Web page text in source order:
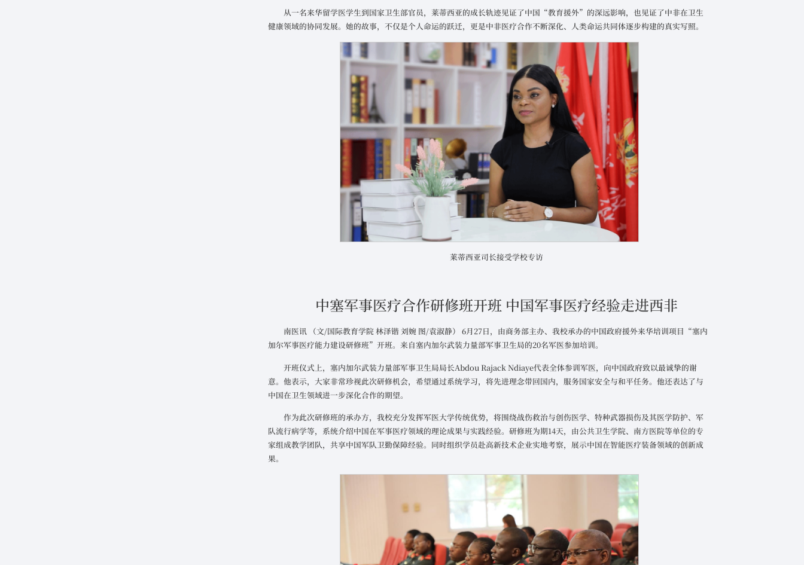
从一名来华留学医学生到国家卫生部官员，莱蒂西亚的成长轨迹见证了中国“教育援外”的深远影响，也见证了中非在卫生
健康领域的协同发展。她的故事，不仅是个人命运的跃迁，更是中非医疗合作不断深化、人类命运共同体逐步构建的真实写照。
莱蒂西亚司长接受学校专访
中塞军事医疗合作研修班开班 中国军事医疗经验走进西非
南医讯 （文/国际教育学院 林泽锴 刘婉 图/袁淑静） 6月27日，由商务部主办、我校承办的中国政府援外来华培训项目“塞内
加尔军事医疗能力建设研修班”开班。来自塞内加尔武装力量部军事卫生局的20名军医参加培训。
开班仪式上，塞内加尔武装力量部军事卫生局局长Abdou Rajack Ndiaye代表全体参训军医，向中国政府致以最诚挚的谢
意。他表示，大家非常珍视此次研修机会，希望通过系统学习，将先进理念带回国内，服务国家安全与和平任务。他还表达了与
中国在卫生领域进一步深化合作的期望。
作为此次研修班的承办方，我校充分发挥军医大学传统优势，将围绕战伤救治与创伤医学、特种武器损伤及其医学防护、军
队流行病学等，系统介绍中国在军事医疗领域的理论成果与实践经验。研修班为期14天，由公共卫生学院、南方医院等单位的专
家组成教学团队，共享中国军队卫勤保障经验。同时组织学员赴高新技术企业实地考察，展示中国在智能医疗装备领域的创新成
果。